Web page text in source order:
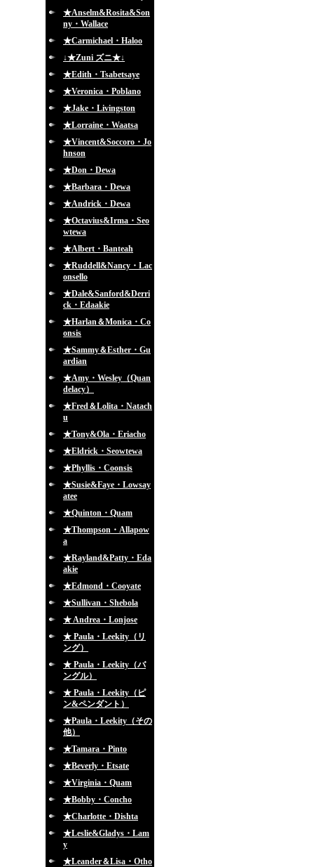
★Anselm&Rosita&Son
ny・Wallace
★Carmichael・Haloo
↓★Zuni ズニ★↓
★Edith・Tsabetsaye
★Veronica・Poblano
★Jake・Livingston
★Lorraine・Waatsa
★Vincent&Soccoro・Jo
hnson
★Don・Dewa
★Barbara・Dewa
★Andrick・Dewa
★Octavius&Irma・Seo
wtewa
★Albert・Banteah
★Ruddell&Nancy・Lac
onsello
★Dale&Sanford&Derri
ck・Edaakie
★Harlan＆Monica・Co
onsis
★Sammy＆Esther・Gu
ardian
★Amy・Wesley（Quan
delacy）
★Fred＆Lolita・Natach
u
★Tony&Ola・Eriacho
★Eldrick・Seowtewa
★Phyllis・Coonsis
★Susie&Faye・Lowsay
atee
★Quinton・Quam
★Thompson・Allapow
a
★Rayland&Patty・Eda
akie
★Edmond・Cooyate
★Sullivan・Shebola
★ Andrea・Lonjose
★ Paula・Leekity（リ
ング）
★ Paula・Leekity（バ
ングル）
★ Paula・Leekity（ピ
ン&ペンダント）
★Paula・Leekity（その
他）
★Tamara・Pinto
★Beverly・Etsate
★Virginia・Quam
★Bobby・Concho
★Charlotte・Dishta
★Leslie&Gladys・Lam
y
★Leander＆Lisa・Otho